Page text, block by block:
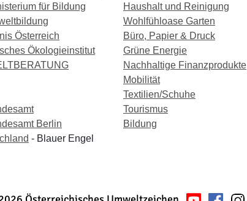
für Bildung
Österreich
Ökologieinstitut
Berlin
- Blauer Engel
Haushalt und Reinigung
Wohlfühloase Garten
Büro, Papier & Druck
Grüne Energie
Nachhaltige Finanzprodukte
Mobilität
Textilien/Schuhe
Tourismus
Bildung